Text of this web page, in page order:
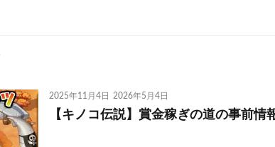
2025年11月4日 2026年5月4日
【キノコ伝説】賞金稼ぎの道の事前情